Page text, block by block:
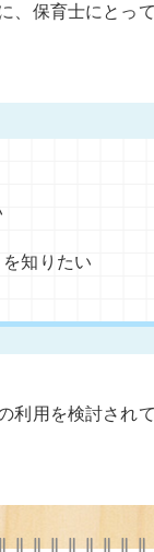
、保育士にとっ
知りたい
利用を検討され